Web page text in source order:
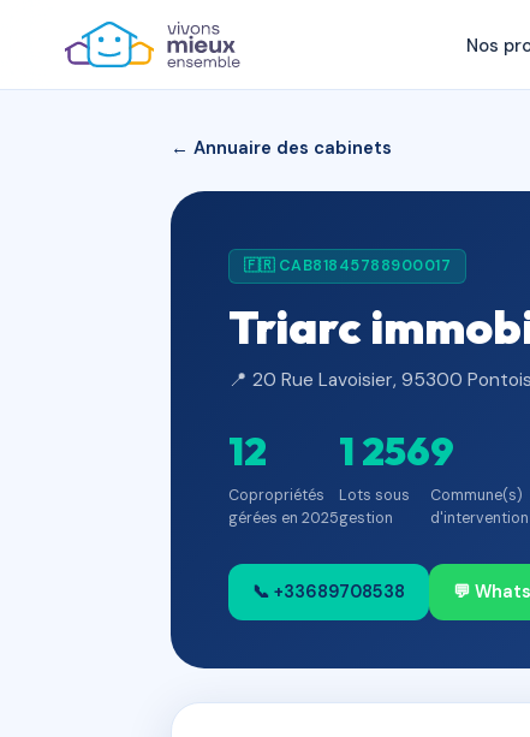
Nos
← Annuaire des cabinets
🇫🇷 CAB81845788900017
Triarc
📍 20 Rue Lavoisier, 95300
12
Copropriétés
gérées en 2025
1 256
Lots sous
gestion
9
Commune(s)
d'intervention
📞 +33689708538 💬